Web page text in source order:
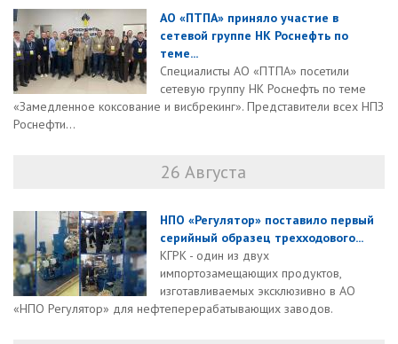
АО «ПТПА» приняло участие в
сетевой группе НК Роснефть по
теме...
Специалисты АО «ПТПА» посетили
сетевую группу НК Роснефть по теме
«Замедленное коксование и висбрекинг». Представители всех НПЗ
Роснефти...
26 Августа
НПО «Регулятор» поставило первый
серийный образец трехходового...
КГРК - один из двух
импортозамещающих продуктов,
изготавливаемых эксклюзивно в АО
«НПО Регулятор» для нефтеперерабатывающих заводов.